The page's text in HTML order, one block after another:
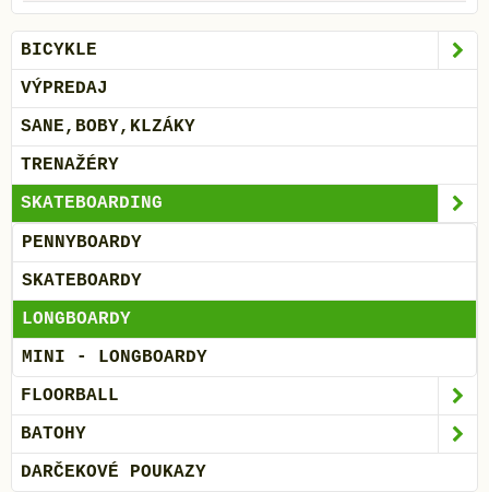
BICYKLE
VÝPREDAJ
SANE,BOBY,KLZÁKY
TRENAŽÉRY
SKATEBOARDING
PENNYBOARDY
SKATEBOARDY
LONGBOARDY
MINI - LONGBOARDY
FLOORBALL
BATOHY
DARČEKOVÉ POUKAZY